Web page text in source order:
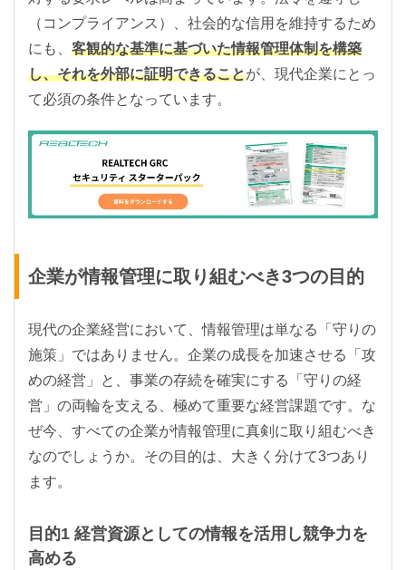
（コンプライアンス）、社会的な信用を維持するため
にも、 客観的な基準に基づいた情報管理体制を構築
し、それを外部に証明できることが、現代企業にとっ
て必須の条件となっています。
企業が情報管理に取り組むべき3つの目的
現代の企業経営において、情報管理は単なる「守りの
施策」ではありません。企業の成長を加速させる「攻
めの経営」と、事業の存続を確実にする「守りの経
営」の両輪を支える、極めて重要な経営課題です。な
ぜ今、すべての企業が情報管理に真剣に取り組むべき
なのでしょうか。その目的は、大きく分けて3つあり
ます。
目的1 経営資源としての情報を活用し競争力を
高める